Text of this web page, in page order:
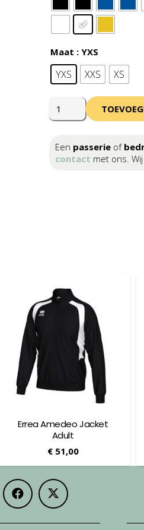
Maat : YXS
YXS XXS XS
Adrien
Sleeve
Junior
Een passerieof
contact met ons.
Errea Amedeo Jacket
Adult
€51,00